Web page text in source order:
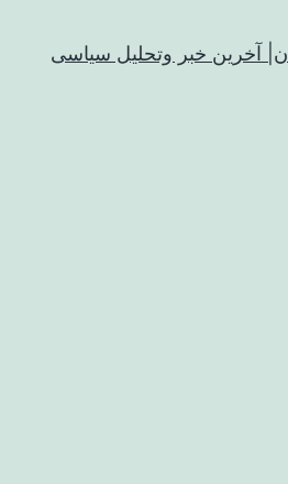
آخرین خبر وتحلیل سیاسی